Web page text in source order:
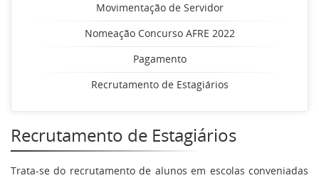
Movimentação de Servidor
Nomeação Concurso AFRE 2022
Pagamento
Recrutamento de Estagiários
Recrutamento de Estagiários
Trata-se do recrutamento de alunos em escolas conveniadas